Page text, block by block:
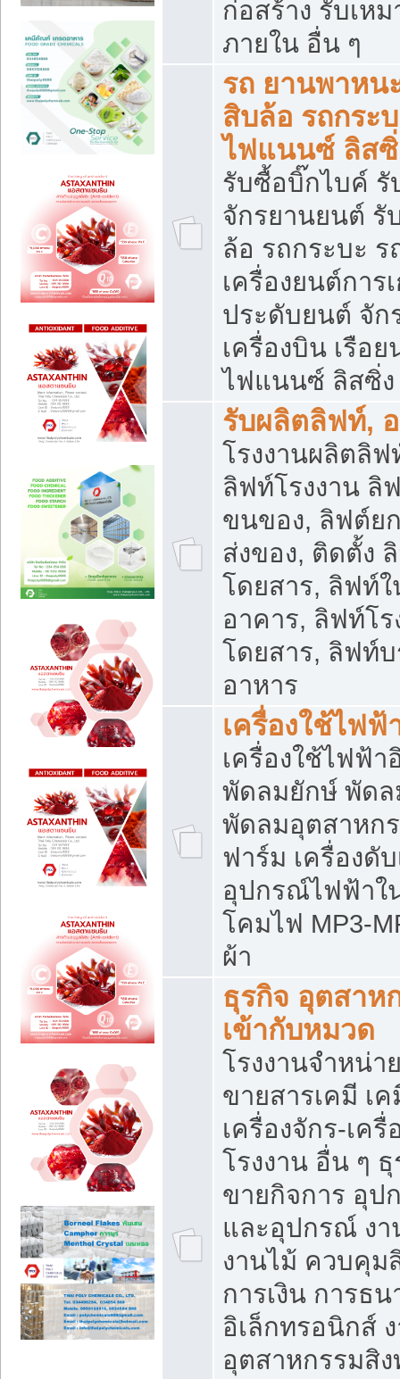
ก่อสร้าง รับเห
ภายใน อื่น ๆ
รถ ยานพาหน
สิบล้อ รถกระ
ไฟแนนซ์ ลิส
รับซื้อบิ๊กไบค์
จักรยานยนต์ รั
ล้อ รถกระบะ
เครื่องยนต์การ
ประดับยนต์ จัก
เครื่องบิน เรือ
ไฟแนนซ์ ลิสซิ่ง
รับผลิตลิฟท์,
โรงงานผลิตลิ
ลิฟท์โรงงาน ลิ
ขนของ, ลิฟต์ย
ส่งของ, ติดตั้ง
โดยสาร, ลิฟท์
อาคาร, ลิฟท์โ
โดยสาร, ลิฟท์
อาหาร
เครื่องใช้ไฟฟ้
เครื่องใช้ไฟฟ้า
พัดลมยักษ์ พัด
พัดลมอุตสาหก
ฟาร์ม เครื่องดั
อุปกรณ์ไฟฟ้าใ
โคมไฟ MP3-
ผ้า
ธุรกิจ อุตสาห
เข้ากับหมวด
โรงงานจำหน่
ขายสารเคมี เ
เครื่องจักร-เค
โรงงาน อื่น ๆ
ขายกิจการ อุป
และอุปกรณ์ ง
งานไม้ ควบคุม
การเงิน การธ
อิเล็กทรอนิกส์
อุตสาหกรรมสิ